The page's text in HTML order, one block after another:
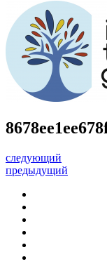
следующий
предыдущий